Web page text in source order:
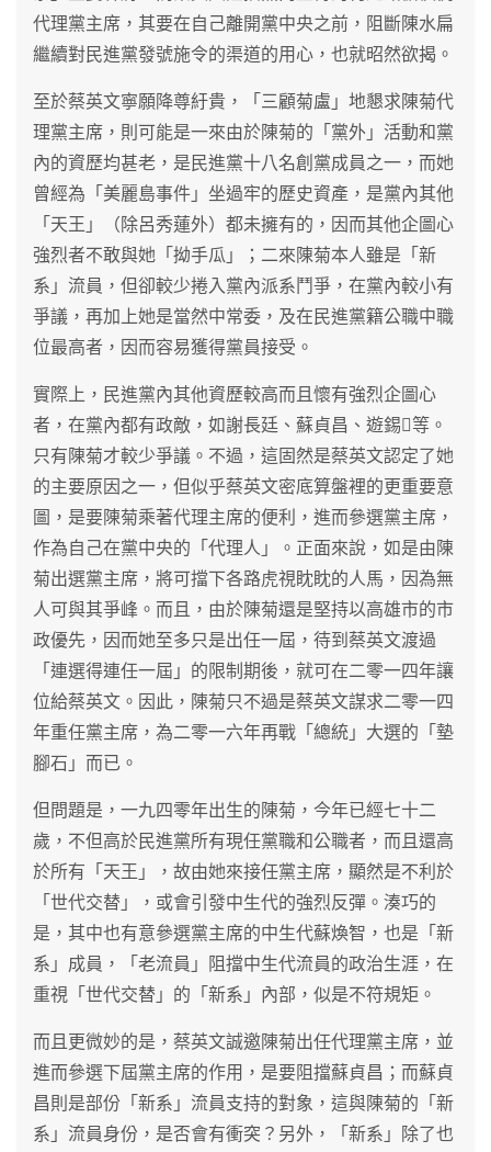
代理黨主席，其要在自己離開黨中央之前，阻斷陳水扁
繼續對民進黨發號施令的渠道的用心，也就昭然欲揭。
至於蔡英文寧願降尊紆貴，「三顧菊盧」地懇求陳菊代
理黨主席，則可能是一來由於陳菊的「黨外」活動和黨
內的資歷均甚老，是民進黨十八名創黨成員之一，而她
曾經為「美麗島事件」坐過牢的歷史資產，是黨內其他
「天王」（除呂秀蓮外）都未擁有的，因而其他企圖心
強烈者不敢與她「拗手瓜」；二來陳菊本人雖是「新
系」流員，但卻較少捲入黨內派系鬥爭，在黨內較小有
爭議，再加上她是當然中常委，及在民進黨籍公職中職
位最高者，因而容易獲得黨員接受。
實際上，民進黨內其他資歷較高而且懷有強烈企圖心
者，在黨內都有政敵，如謝長廷、蘇貞昌、遊錫等。
只有陳菊才較少爭議。不過，這固然是蔡英文認定了她
的主要原因之一，但似乎蔡英文密底算盤裡的更重要意
圖，是要陳菊乘著代理主席的便利，進而參選黨主席，
作為自己在黨中央的「代理人」。正面來說，如是由陳
菊出選黨主席，將可擋下各路虎視眈眈的人馬，因為無
人可與其爭峰。而且，由於陳菊還是堅持以高雄市的市
政優先，因而她至多只是出任一屆，待到蔡英文渡過
「連選得連任一屆」的限制期後，就可在二零一四年讓
位給蔡英文。因此，陳菊只不過是蔡英文謀求二零一四
年重任黨主席，為二零一六年再戰「總統」大選的「墊
腳石」而已。
但問題是，一九四零年出生的陳菊，今年已經七十二
歲，不但高於民進黨所有現任黨職和公職者，而且還高
於所有「天王」，故由她來接任黨主席，顯然是不利於
「世代交替」，或會引發中生代的強烈反彈。湊巧的
是，其中也有意參選黨主席的中生代蘇煥智，也是「新
系」成員，「老流員」阻擋中生代流員的政治生涯，在
重視「世代交替」的「新系」內部，似是不符規矩。
而且更微妙的是，蔡英文誠邀陳菊出任代理黨主席，並
進而參選下屆黨主席的作用，是要阻擋蘇貞昌；而蘇貞
昌則是部份「新系」流員支持的對象，這與陳菊的「新
系」流員身份，是否會有衝突？另外，「新系」除了也